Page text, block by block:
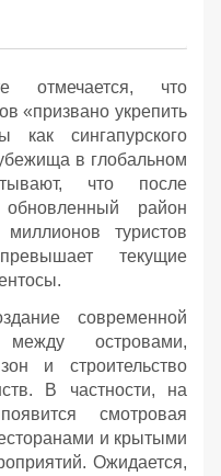
отмечается, что
«призвано укрепить
как сингапурского
в глобальном
что после
район
туристов
текущие
современной
между островами,
и строительство
В частности, на
смотровая
и крытыми
Ожидается,